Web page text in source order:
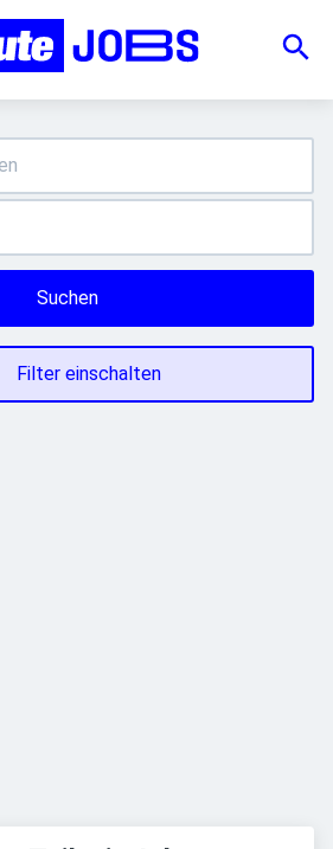
Suchen
Filter einschalten